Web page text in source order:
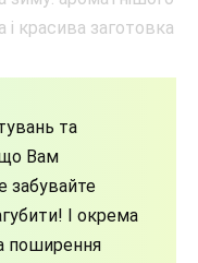
та
Вам
забувайте
І окрема
поширення